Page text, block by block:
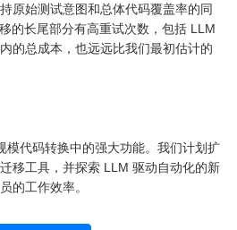
原始测试意图和总体代码覆盖率的同
的长尾部分有高重试次数，包括 LLM
的总成本，也远远比我们最初估计的
模代码转换中的强大功能。我们计划扩
移工具，并探索 LLM 驱动自动化的新
的工作效率。